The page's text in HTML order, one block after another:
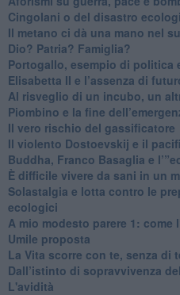
Cingolani o del disastro
​Il metano ci dà una mano nel
​Dio? Patria? Famiglia?
Portogallo, esempio di politica
​Elisabetta II e l’assenza di
Al risveglio di un incubo, un
​Piombino e la fine
​Il vero rischio del gassificatore
​Il violento Dostoevskij e il
​Buddha, Franco Basaglia e
​È difficile vivere da sani in un
Solastalgia e lotta contro le
ecologici
​A mio modesto parere 1: come
​Umile proposta
​La Vita scorre con te, senza di
​Dall’istinto di sopravvivenza
L'avidità